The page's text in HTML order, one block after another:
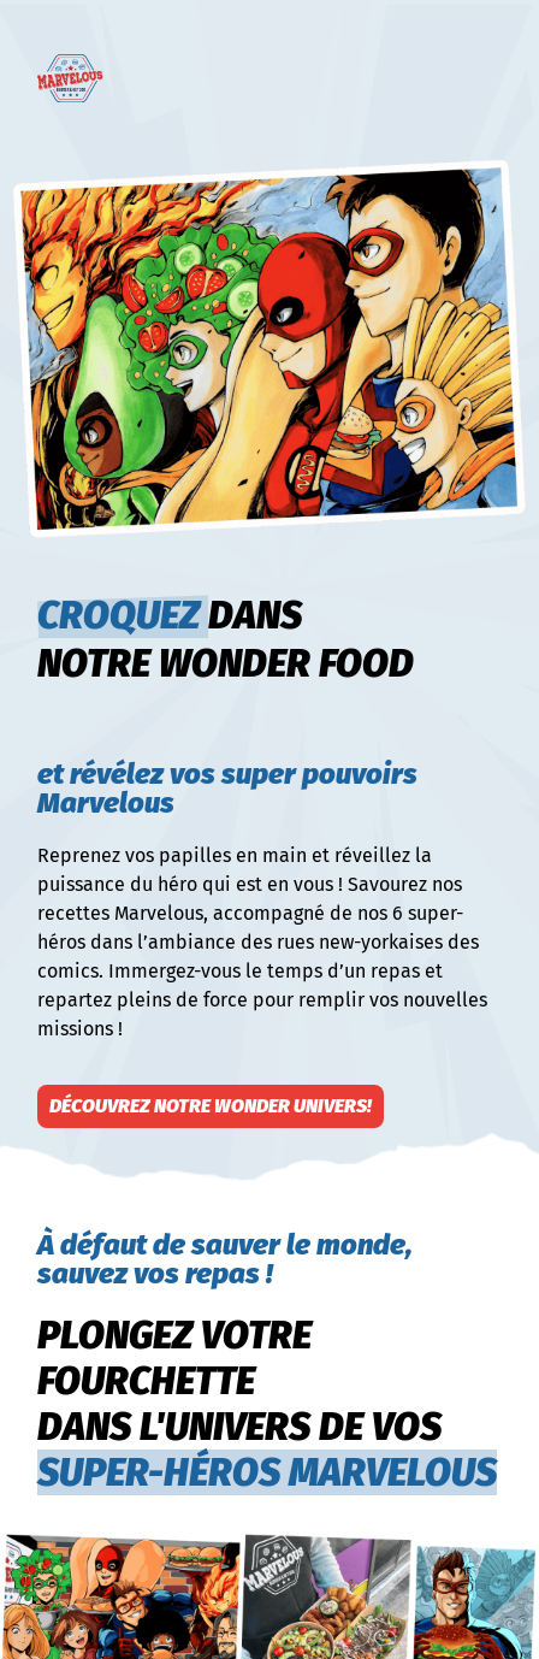
CROQUEZDANS
NOTRE WONDER FOOD
et révélez vos super pouvoirs
Marvelous
Reprenez vos papilles en main et réveillez la
puissance du héro qui est en vous ! Savourez nos
recettes Marvelous, accompagné de nos 6 super-
héros dans l’ambiance des rues new-yorkaises des
comics. Immergez-vous le temps d’un repas et
repartez pleins de force pour remplir vos nouvelles
missions !
DÉCOUVREZ NOTRE WONDER UNIVERS!
À défaut de sauver le monde,
sauvez vos repas !
PLONGEZ VOTRE
FOURCHETTE
DANS L'UNIVERS DE VOS
SUPER-HÉROS MARVELOUS